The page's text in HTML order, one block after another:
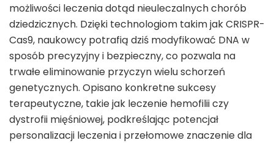
możliwości leczenia dotąd nieuleczalnych chorób
dziedzicznych. Dzięki technologiom takim jak CRISPR-
Cas9, naukowcy potrafią dziś modyfikować DNA w
sposób precyzyjny i bezpieczny, co pozwala na
trwałe eliminowanie przyczyn wielu schorzeń
genetycznych. Opisano konkretne sukcesy
terapeutyczne, takie jak leczenie hemofilii czy
dystrofii mięśniowej, podkreślając potencjał
personalizacji leczenia i przełomowe znaczenie dla